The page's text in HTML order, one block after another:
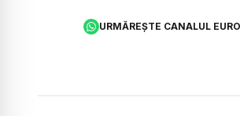
URMĂREȘTE CANALUL